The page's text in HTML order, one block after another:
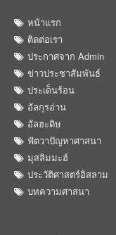
หน้าแรก
ติดต่อเรา
ประกาศจาก Admin
ข่าวประชาสัมพันธ์
ประเด็นร้อน
อัลกุรอ่าน
อัลฮะดิษ
ฟัตวาปัญหาศาสนา
มุสลิมมะฮ์
ประวัติศาสตร์อิสลาม
บทความศาสนา